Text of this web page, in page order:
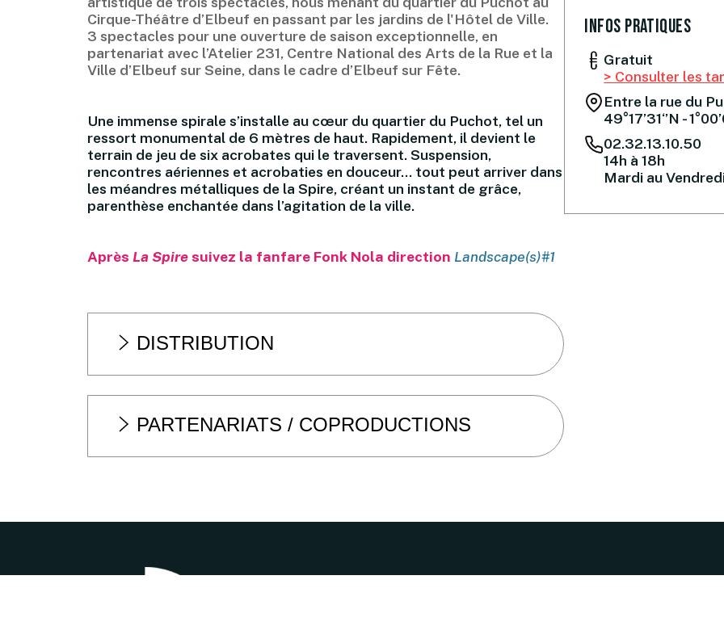
Cirque-Théâtre d’Elbeuf en passant par les jardins de l'Hôtel de Ville.
3 spectacles pour une ouverture de saison exceptionnelle, en
partenariat avec l’Atelier 231, Centre National des Arts de la Rue et la
Ville d’Elbeuf sur Seine, dans le cadre d’Elbeuf sur Fête.
Une immense spirale s’installe au cœur du quartier du Puchot, tel un
ressort monumental de 6 mètres de haut. Rapidement, il devient le
terrain de jeu de six acrobates qui le traversent. Suspension,
rencontres aériennes et acrobaties en douceur… tout peut arriver dans
les méandres métalliques de la Spire, créant un instant de grâce,
parenthèse enchantée dans l’agitation de la ville.
Après La Spiresuivez la fanfare Fonk Nola direction Landscape(s)#1
DISTRIBUTION
PARTENARIATS / COPRODUCTIONS
Infos pratiques
Gratuit
> Consulter les
Entre la rue du
49°17’31‘’N -
02.32.13.10.50
14h à 18h
Mardi au